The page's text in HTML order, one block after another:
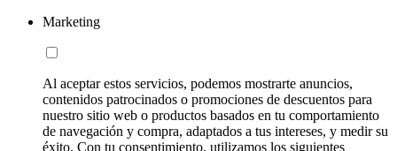
Marketing
Al aceptar estos servicios, podemos mostrarte anuncios,
contenidos patrocinados o promociones de descuentos para
nuestro sitio web o productos basados en tu comportamiento
de navegación y compra, adaptados a tus intereses, y medir su
éxito. Con tu consentimiento, utilizamos los siguientes